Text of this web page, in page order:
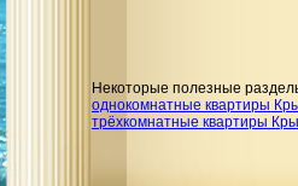
Некоторые полезные
однокомнатные квартиры
трёхкомнатные квартиры